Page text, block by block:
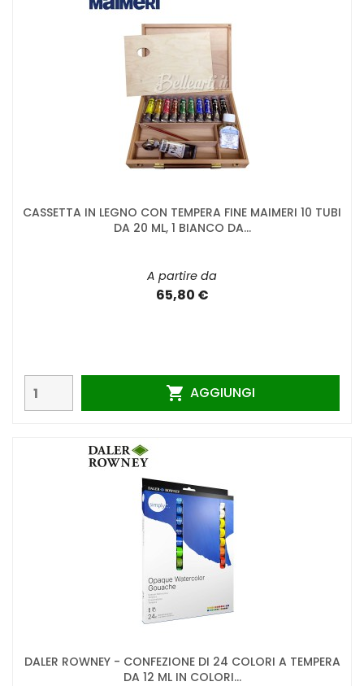
CASSETTA IN LEGNO CON TEMPERA FINE MAIMERI 10 TUBI
DA 20 ML, 1 BIANCO DA...
A partire da
65,80 €
 AGGIUNGI
DALER ROWNEY - CONFEZIONE DI 24 COLORI A TEMPERA
DA 12 ML IN COLORI...